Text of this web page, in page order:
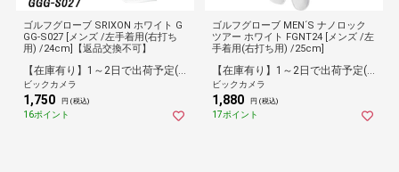
ゴルフグローブ SRIXON ホワイト G
GG-S027 [メンズ /左手着用(右打ち
用) /24cm]【返品交換不可】
【在庫有り】1～2日で出荷予定(日付指定可)
ビックカメラ
1,750 円 (税込)
16ポイント
ゴルフグローブ MEN´S ナノロック
ツアー ホワイト FGNT24 [メンズ /左
手着用(右打ち用) /25cm]
【在庫有り】1～2日で出荷予定(日付指定可)
ビックカメラ
1,880 円 (税込)
17ポイント